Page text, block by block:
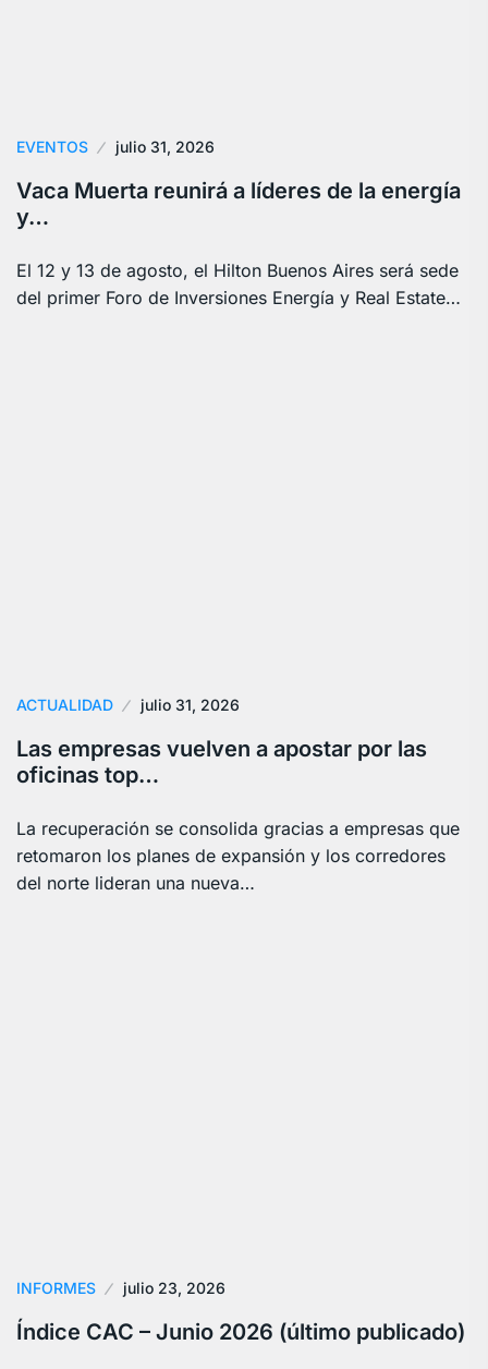
EVENTOS julio 31, 2026
Vaca Muerta reunirá a líderes de la energía
y…
El 12 y 13 de agosto, el Hilton Buenos Aires será sede
del primer Foro de Inversiones Energía y Real Estate…
ACTUALIDAD julio 31, 2026
Las empresas vuelven a apostar por las
oficinas top…
La recuperación se consolida gracias a empresas que
retomaron los planes de expansión y los corredores
del norte lideran una nueva…
INFORMES julio 23, 2026
Índice CAC – Junio 2026 (último publicado)